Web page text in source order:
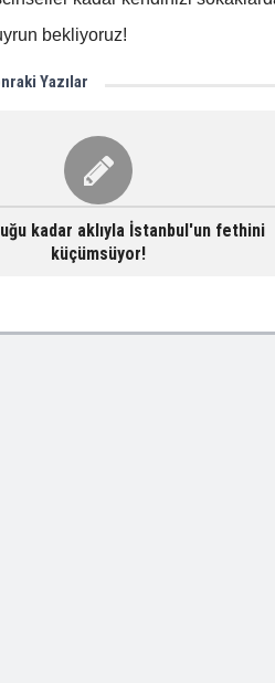
bekliyoruz!
Yazılar
kadar aklıyla İstanbul'un fethini
küçümsüyor!